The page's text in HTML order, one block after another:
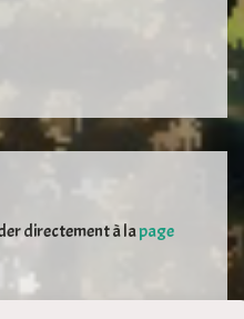
directement à lapage